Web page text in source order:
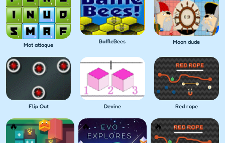
Mot attaque BaffleBees Moon dude
Flip Out Devine Red rope